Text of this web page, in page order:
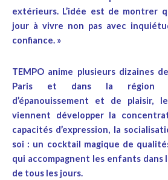
extérieurs. L’idée est de montrer
jour à vivre non pas avec
confiance. »
TEMPO anime plusieurs dizaines
Paris et dans la région
d’épanouissement et de plaisir,
viennent développer la
capacités d’expression, la
soi : un cocktail magique de
qui accompagnent les enfants
de tous les jours.